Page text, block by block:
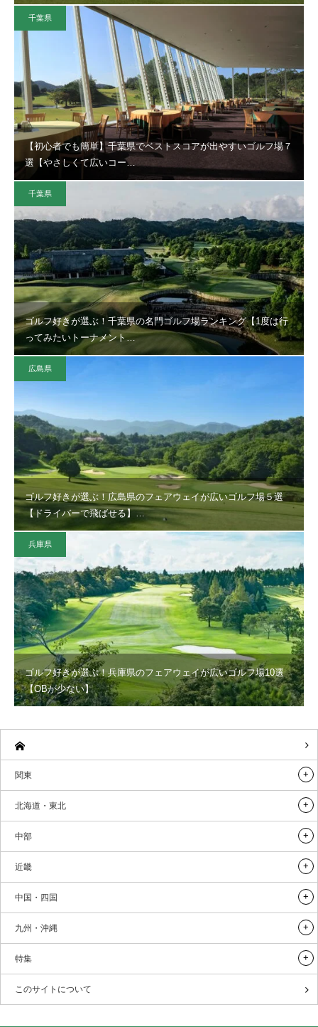
千葉県
【初心者でも簡単】千葉県でベストスコアが出やすいゴルフ場７
選【やさしくて広いコー…
千葉県
ゴルフ好きが選ぶ！千葉県の名門ゴルフ場ランキング【1度は行
ってみたいトーナメント…
広島県
ゴルフ好きが選ぶ！広島県のフェアウェイが広いゴルフ場５選
【ドライバーで飛ばせる】…
兵庫県
ゴルフ好きが選ぶ！兵庫県のフェアウェイが広いゴルフ場10選
【OBが少ない】
関東
北海道・東北
中部
近畿
中国・四国
九州・沖縄
特集
このサイトについて